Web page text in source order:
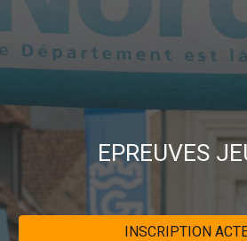
EPREUVES
INSCRIPTION